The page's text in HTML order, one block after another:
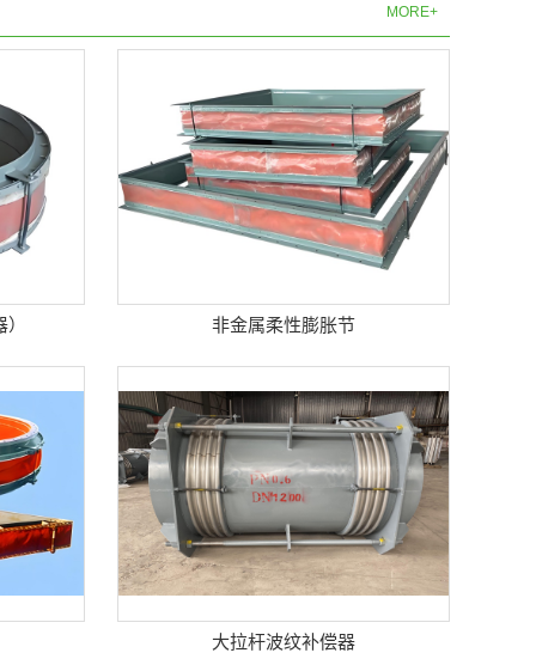
MORE+
非金属柔性膨胀节
大拉杆波纹补偿器